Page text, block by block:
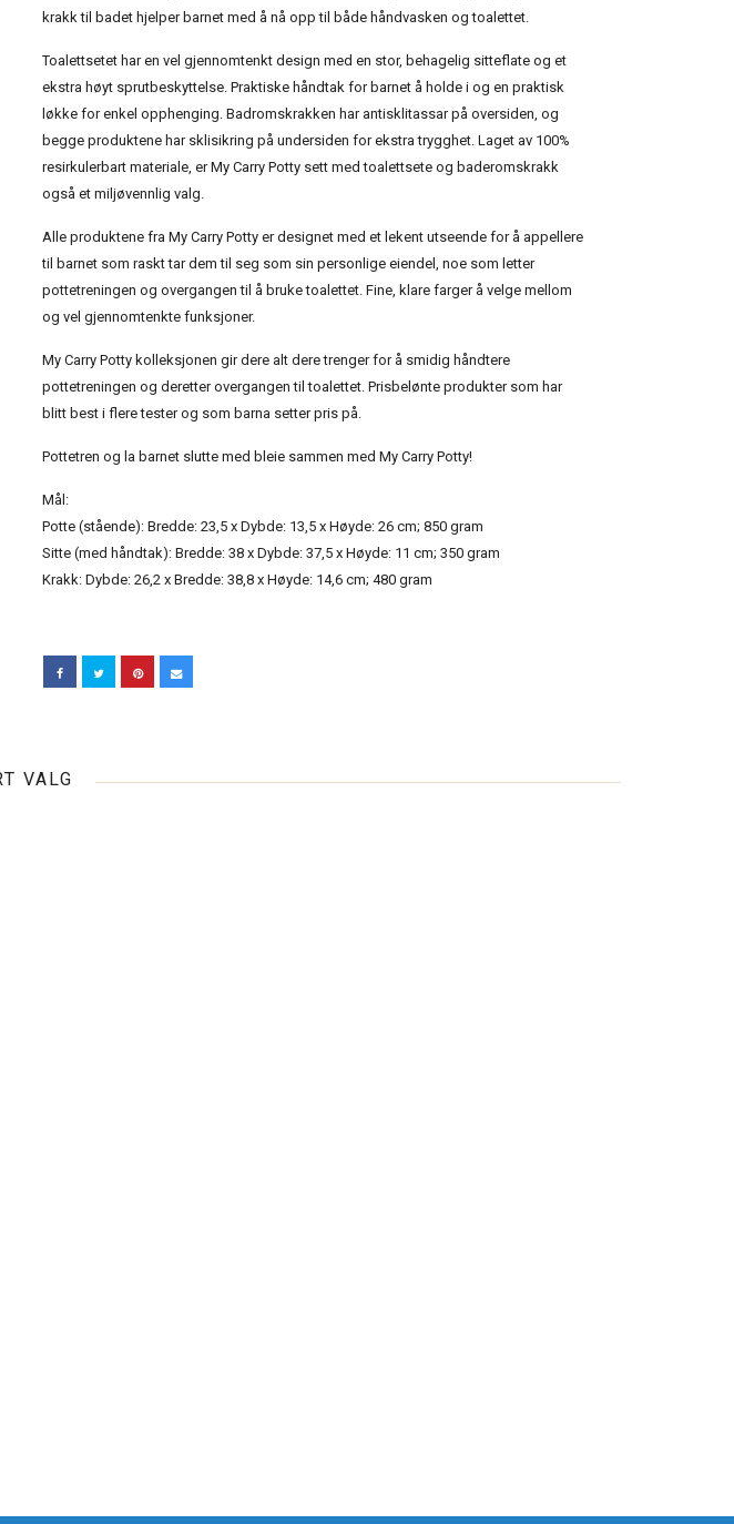
krakk til badet hjelper barnet med å nå opp til både håndvasken og toalettet.
Toalettsetet har en vel gjennomtenkt design med en stor, behagelig sitteflate og et
ekstra høyt sprutbeskyttelse. Praktiske håndtak for barnet å holde i og en praktisk
løkke for enkel opphenging. Badromskrakken har antisklitassar på oversiden, og
begge produktene har sklisikring på undersiden for ekstra trygghet. Laget av 100%
resirkulerbart materiale, er My Carry Potty sett med toalettsete og baderomskrakk
også et miljøvennlig valg.
Alle produktene fra My Carry Potty er designet med et lekent utseende for å appellere
til barnet som raskt tar dem til seg som sin personlige eiendel, noe som letter
pottetreningen og overgangen til å bruke toalettet. Fine, klare farger å velge mellom
og vel gjennomtenkte funksjoner.
My Carry Potty kolleksjonen gir dere alt dere trenger for å smidig håndtere
pottetreningen og deretter overgangen til toalettet. Prisbelønte produkter som har
blitt best i flere tester og som barna setter pris på.
Pottetren og la barnet slutte med bleie sammen med My Carry Potty!
Mål:
Potte (stående): Bredde: 23,5 x Dybde: 13,5 x Høyde: 26 cm; 850 gram
Sitte (med håndtak): Bredde: 38 x Dybde: 37,5 x Høyde: 11 cm; 350 gram
Krakk: Dybde: 26,2 x Bredde: 38,8 x Høyde: 14,6 cm; 480 gram
VALG